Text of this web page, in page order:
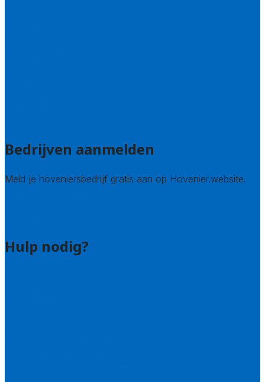
Bedrijven aanmelden
Meld je hoveniersbedrijf gratis aan op Hovenier.website.
Hulp nodig?